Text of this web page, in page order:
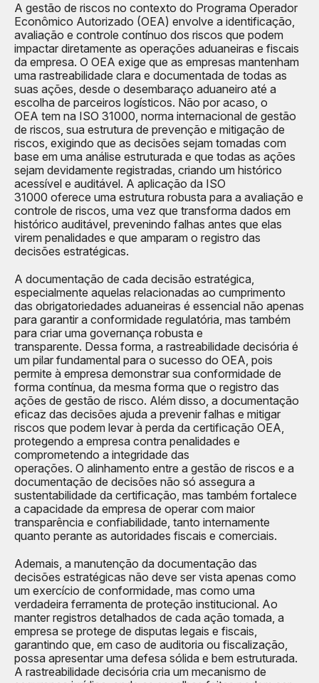
A gestão de riscos no contexto do Programa Operador
Econômico Autorizado (OEA) envolve a identificação,
avaliação e controle contínuo dos riscos que podem
impactar diretamente as operações aduaneiras e fiscais
da empresa. O OEA exige que as empresas mantenham
uma rastreabilidade clara e documentada de todas as
suas ações, desde o desembaraço aduaneiro até a
escolha de parceiros logísticos. Não por acaso, o
OEA tem na ISO 31000, norma internacional de gestão
de riscos, sua estrutura de prevenção e mitigação de
riscos, exigindo que as decisões sejam tomadas com
base em uma análise estruturada e que todas as ações
sejam devidamente registradas, criando um histórico
acessível e auditável. A aplicação da ISO
31000 oferece uma estrutura robusta para a avaliação e
controle de riscos, uma vez que transforma dados em
histórico auditável, prevenindo falhas antes que elas
virem penalidades e que amparam o registro das
decisões estratégicas.
A documentação de cada decisão estratégica,
especialmente aquelas relacionadas ao cumprimento
das obrigatoriedades aduaneiras é essencial não apenas
para garantir a conformidade regulatória, mas também
para criar uma governança robusta e
transparente. Dessa forma, a rastreabilidade decisória é
um pilar fundamental para o sucesso do OEA, pois
permite à empresa demonstrar sua conformidade de
forma contínua, da mesma forma que o registro das
ações de gestão de risco. Além disso, a documentação
eficaz das decisões ajuda a prevenir falhas e mitigar
riscos que podem levar à perda da certificação OEA,
protegendo a empresa contra penalidades e
comprometendo a integridade das
operações. O alinhamento entre a gestão de riscos e a
documentação de decisões não só assegura a
sustentabilidade da certificação, mas também fortalece
a capacidade da empresa de operar com maior
transparência e confiabilidade, tanto internamente
quanto perante as autoridades fiscais e comerciais.
Ademais, a manutenção da documentação das
decisões estratégicas não deve ser vista apenas como
um exercício de conformidade, mas como uma
verdadeira ferramenta de proteção institucional. Ao
manter registros detalhados de cada ação tomada, a
empresa se protege de disputas legais e fiscais,
garantindo que, em caso de auditoria ou fiscalização,
possa apresentar uma defesa sólida e bem estruturada.
A rastreabilidade decisória cria um mecanismo de